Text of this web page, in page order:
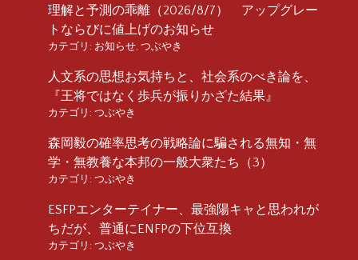
理解と予測の乖離（2026/8/7） アップグレー
トならびに値上げのお知らせ
カテゴリ: お知らせ つぶやき
人文系の思想お気持ちと、社会系のべき論を、
『王将ではなく歩兵が振りかざた結果』
カテゴリ: つぶやき
森岡毅の確率思考の戦略論に騙される無知・無
学・無教養な本邦の一般大衆たち（3）
カテゴリ: つぶやき
ESFPエンターテイナー、最強陽キャと思われが
ちだが、普通にENFPの下位互換
カテゴリ: つぶやき